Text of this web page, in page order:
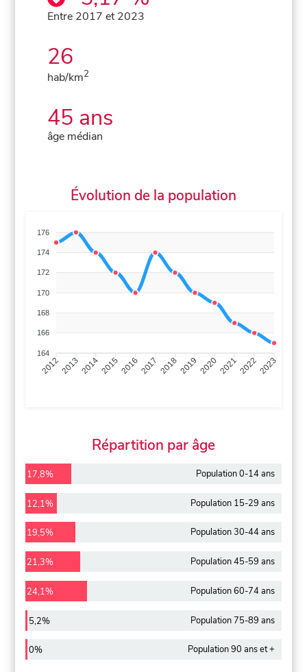
Entre 2017 et 2023
26
hab/km2
45 ans
âge médian
Évolution de la population
176
174
172
170
168
166
164
201220132014201520162017 20182019 2020202120222023
Répartition par âge
17,8% Population 0-14 ans
12,1% Population 15-29 ans
19,5% Population 30-44 ans
21,3% Population 45-59 ans
24,1% Population 60-74 ans
5,2% Population 75-89 ans
0% Population 90 ans et +